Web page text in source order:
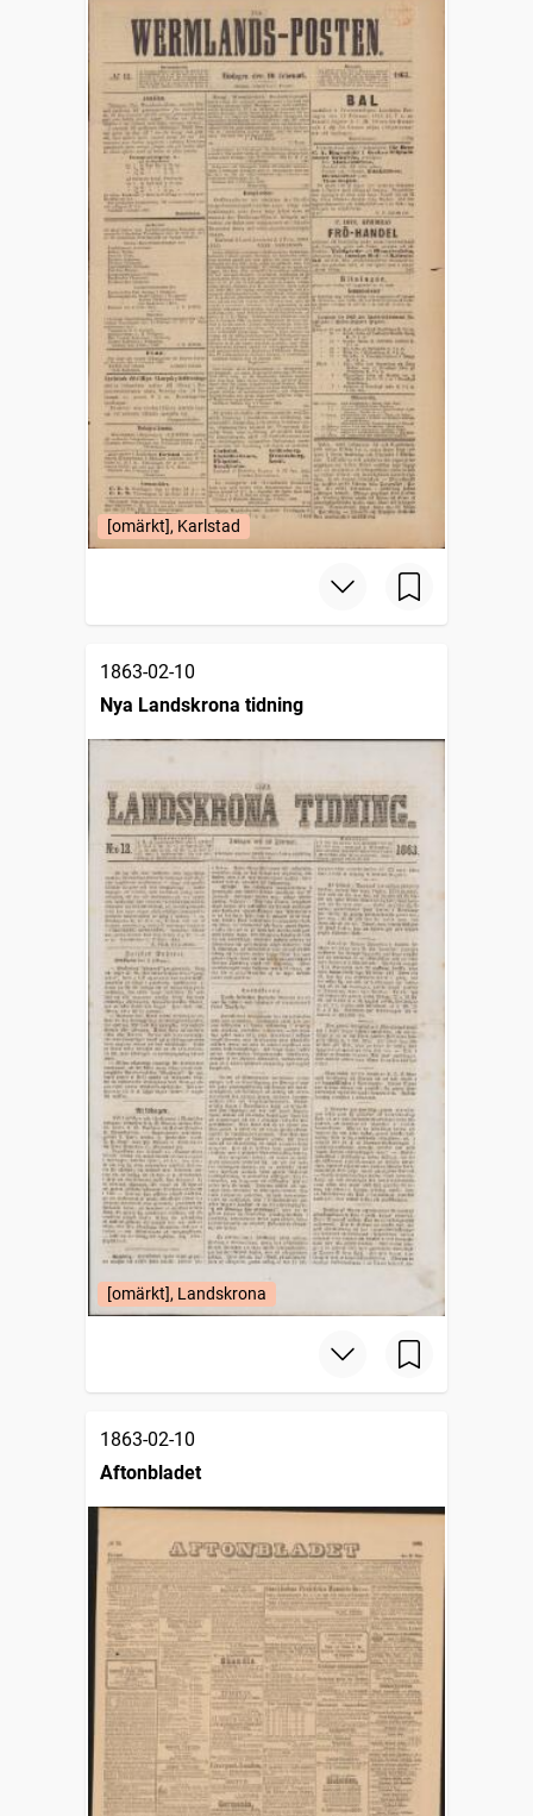
[omärkt], Karlstad
1863-02-10
Nya Landskrona tidning
[omärkt], Landskrona
1863-02-10
Aftonbladet